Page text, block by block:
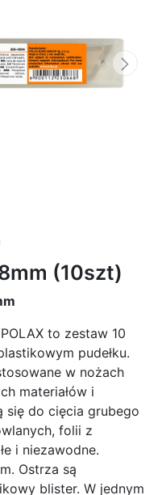
(10szt)
to zestaw 10
pudełku.
w nożach
materiałów i
się do cięcia grubego
folii z
i niezawodne.
Ostrza są
blister. W jednym